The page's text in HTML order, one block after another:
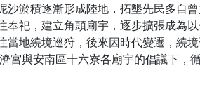
沙淤積逐漸形成陸地，拓墾先民多自
奉祀，建立角頭廟宇，逐步擴張成為
當地繞境巡狩，後來因時代變遷，繞
宮與安南區十六寮各廟宇的倡議下，